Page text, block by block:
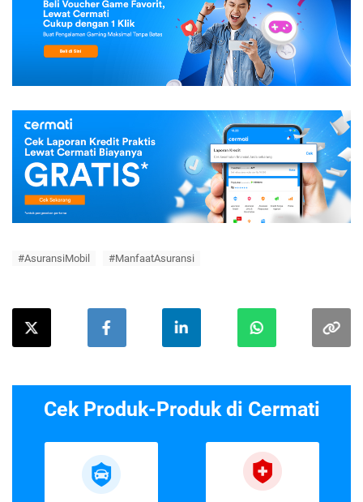
#AsuransiMobil #ManfaatAsuransi
Cek Produk-Produk di Cermati